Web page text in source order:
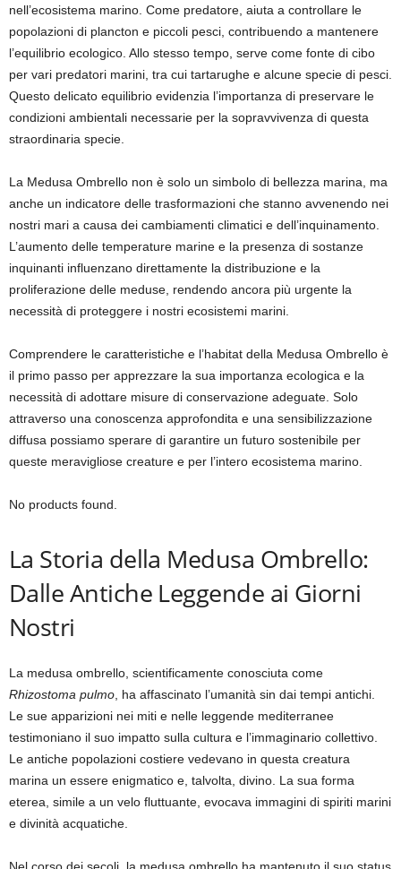
nell’ecosistema marino. Come predatore, aiuta a controllare le
popolazioni di plancton e piccoli pesci, contribuendo a mantenere
l’equilibrio ecologico. Allo stesso tempo, serve come fonte di cibo
per vari predatori marini, tra cui tartarughe e alcune specie di pesci.
Questo delicato equilibrio evidenzia l’importanza di preservare le
condizioni ambientali necessarie per la sopravvivenza di questa
straordinaria specie.
La Medusa Ombrello non è solo un simbolo di bellezza marina, ma
anche un indicatore delle trasformazioni che stanno avvenendo nei
nostri mari a causa dei cambiamenti climatici e dell’inquinamento.
L’aumento delle temperature marine e la presenza di sostanze
inquinanti influenzano direttamente la distribuzione e la
proliferazione delle meduse, rendendo ancora più urgente la
necessità di proteggere i nostri ecosistemi marini.
Comprendere le caratteristiche e l’habitat della Medusa Ombrello è
il primo passo per apprezzare la sua importanza ecologica e la
necessità di adottare misure di conservazione adeguate. Solo
attraverso una conoscenza approfondita e una sensibilizzazione
diffusa possiamo sperare di garantire un futuro sostenibile per
queste meravigliose creature e per l’intero ecosistema marino.
No products found.
La Storia della Medusa Ombrello:
Dalle Antiche Leggende ai Giorni
Nostri
La medusa ombrello, scientificamente conosciuta come
Rhizostoma pulmo , ha affascinato l’umanità sin dai tempi antichi.
Le sue apparizioni nei miti e nelle leggende mediterranee
testimoniano il suo impatto sulla cultura e l’immaginario collettivo.
Le antiche popolazioni costiere vedevano in questa creatura
marina un essere enigmatico e, talvolta, divino. La sua forma
eterea, simile a un velo fluttuante, evocava immagini di spiriti marini
e divinità acquatiche.